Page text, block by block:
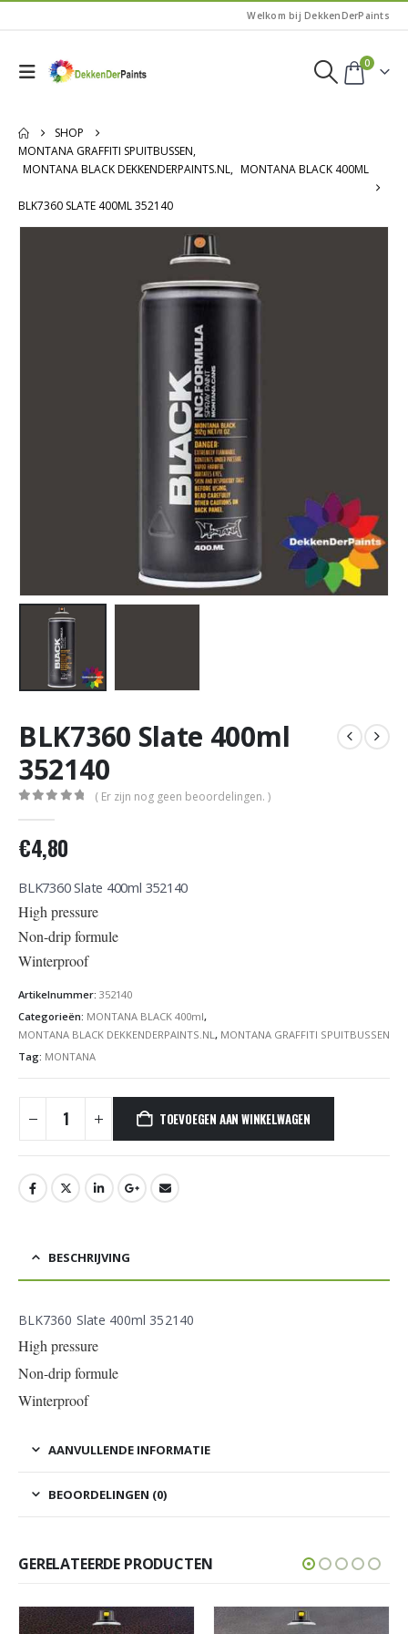
Welkom bij DekkenDerPaints
0
SHOP
MONTANA GRAFFITI SPUITBUSSEN,
MONTANA BLACK DEKKENDERPAINTS.NL, MONTANA BLACK 400ML
BLK7360 SLATE 400ML 352140
BLK7360 Slate 400ml
352140
( Er zijn nog geen beoordelingen. )
€4,80
BLK7360 Slate 400ml 352140
High pressure
Non-drip formule
Winterproof
Artikelnummer: 352140
Categorieën: MONTANA BLACK 400ml,
MONTANA BLACK DEKKENDERPAINTS.NL , MONTANA GRAFFITI SPUITBUSSEN
Tag: MONTANA
TOEVOEGEN AAN WINKELWAGEN
BESCHRIJVING
BLK7360 Slate 400ml 352140
High pressure
Non-drip formule
Winterproof
AANVULLENDE INFORMATIE
BEOORDELINGEN (0)
GERELATEERDE PRODUCTEN